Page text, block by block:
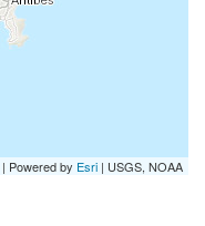
| Powered by Esri | USGS, NOAA